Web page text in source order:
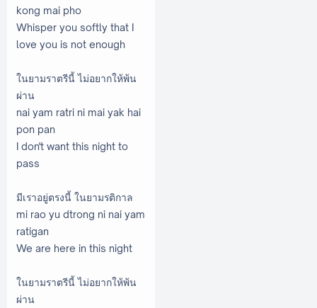
kong mai pho
Whisper you softly that I
love you is not enough
ในยามราตรีนี้ ไม่อยากให้พ้น
ผ่าน
nai yam ratri ni mai yak hai
pon pan
I don't want this night to
pass
มีเราอยู่ตรงนี้ ในยามรติกาล
mi rao yu dtrong ni nai yam
ratigan
We are here in this night
ในยามราตรีนี้ ไม่อยากให้พ้น
ผ่าน